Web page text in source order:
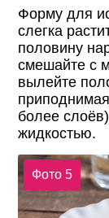
Форму для
слегка
половину
смешайте с
вылейте
более
жидкостью.
Фото 5